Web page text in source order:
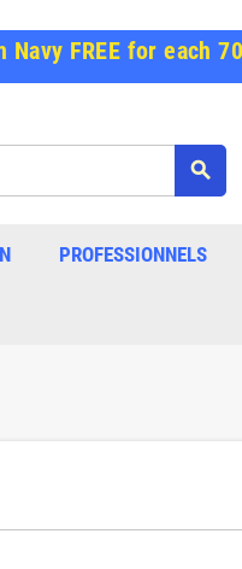
FREE for each
search
PROFESSIONNELS